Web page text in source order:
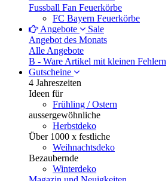
Fussball Fan Feuerkörbe
FC Bayern Feuerkörbe
Angebote
Sale
Angebot des Monats
Alle Angebote
B - Ware Artikel mit kleinen Fehlern
Gutscheine
4 Jahreszeiten
Ideen für
Frühling / Ostern
aussergewöhnliche
Herbstdeko
Über 1000 x festliche
Weihnachtsdeko
Bezaubernde
Winterdeko